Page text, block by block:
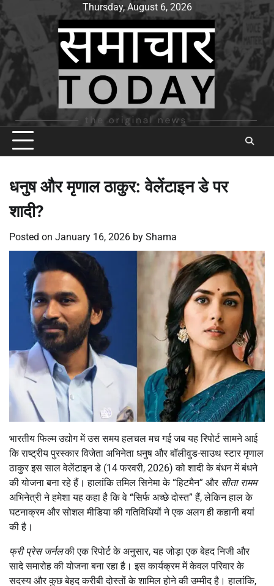
Skip
to
content
Thursday, August 6, 2026
धनुष और मृणाल ठाकुर: वेलेंटाइन डे पर
शादी?
Posted on January 16, 2026 by Shama
भारतीय फिल्म उद्योग में उस समय हलचल मच गई जब यह रिपोर्ट सामने आई
कि राष्ट्रीय पुरस्कार विजेता अभिनेता धनुष और बॉलीवुड-साउथ स्टार मृणाल
ठाकुर इस साल वेलेंटाइन डे (14 फरवरी, 2026) को शादी के बंधन में बंधने
की योजना बना रहे हैं। हालांकि तमिल सिनेमा के “हिटमैन” और सीता रामम
अभिनेत्री ने हमेशा यह कहा है कि वे “सिर्फ अच्छे दोस्त” हैं, लेकिन हाल के
घटनाक्रम और सोशल मीडिया की गतिविधियों ने एक अलग ही कहानी बयां
की है।
फ्री प्रेस जर्नलकी एक रिपोर्ट के अनुसार, यह जोड़ा एक बेहद निजी और
सादे समारोह की योजना बना रहा है। इस कार्यक्रम में केवल परिवार के
सदस्य और कुछ बेहद करीबी दोस्तों के शामिल होने की उम्मीद है। हालांकि,